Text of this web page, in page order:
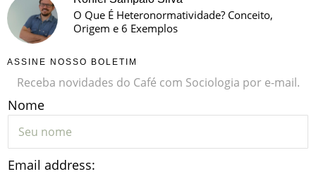
O Que É Heteronormatividade? Conceito,
Origem e 6 Exemplos
ASSINE NOSSO BOLETIM
Receba novidades do Café com Sociologia por e-mail.
Nome
Email address: